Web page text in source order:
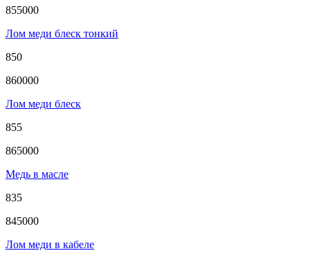
855000
Лом меди блеск тонкий
850
860000
Лом меди блеск
855
865000
Медь в масле
835
845000
Лом меди в кабеле